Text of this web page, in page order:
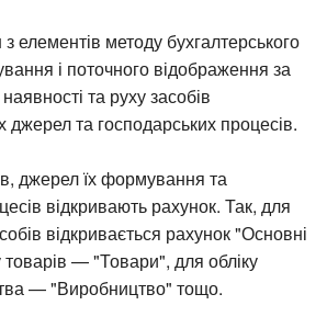
елементів методу бухгалтерського
і поточного відображення за
та руху засобів
джерел та господарських процесів.
джерел їх формування та
відкривають рахунок. Так, для
відкривається рахунок "Основні
товарів — "Товари", для обліку
— "Виробництво" тощо.